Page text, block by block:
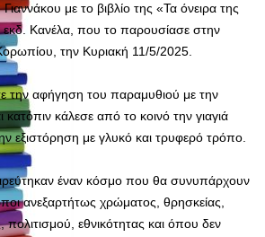
με το βιβλίο της «Τα όνειρα της
εκδ. Κανέλα, που το παρουσίασε στην
την Κυριακή 11/5/2025.
την αφήγηση του παραμυθιού με την
κάλεσε από το κοινό την γιαγιά
εξιστόρηση με γλυκό και τρυφερό τρόπο.
έναν κόσμο που θα συνυπάρχουν
ανεξαρτήτως χρώματος, θρησκείας,
εθνικότητας και όπου δεν